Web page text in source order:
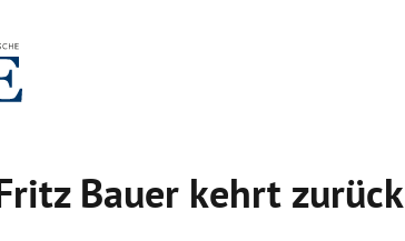
Bauer kehrt zurück